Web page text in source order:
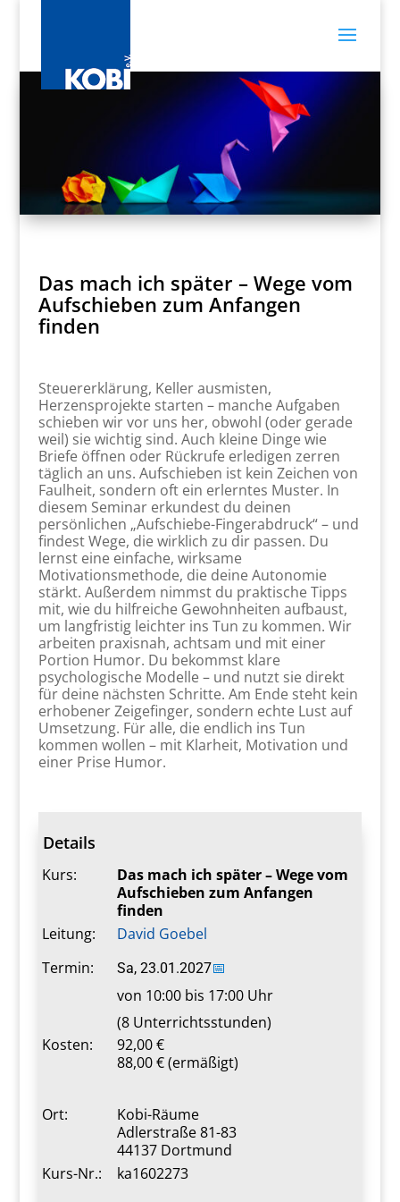
Das mach ich später – Wege vom
Aufschieben zum Anfangen
finden
Steuererklärung, Keller ausmisten,
Herzensprojekte starten – manche Aufgaben
schieben wir vor uns her, obwohl (oder gerade
weil) sie wichtig sind. Auch kleine Dinge wie
Briefe öffnen oder Rückrufe erledigen zerren
täglich an uns. Aufschieben ist kein Zeichen von
Faulheit, sondern oft ein erlerntes Muster. In
diesem Seminar erkundest du deinen
persönlichen „Aufschiebe-Fingerabdruck“ – und
findest Wege, die wirklich zu dir passen. Du
lernst eine einfache, wirksame
Motivationsmethode, die deine Autonomie
stärkt. Außerdem nimmst du praktische Tipps
mit, wie du hilfreiche Gewohnheiten aufbaust,
um langfristig leichter ins Tun zu kommen. Wir
arbeiten praxisnah, achtsam und mit einer
Portion Humor. Du bekommst klare
psychologische Modelle – und nutzt sie direkt
für deine nächsten Schritte. Am Ende steht kein
erhobener Zeigefinger, sondern echte Lust auf
Umsetzung. Für alle, die endlich ins Tun
kommen wollen – mit Klarheit, Motivation und
einer Prise Humor.
Details
Kurs:
Das mach ich später – Wege vom
Aufschieben zum Anfangen
finden
Leitung:
David Goebel
Termin:
Sa, 23.01.2027📅
von 10:00 bis 17:00 Uhr
(8 Unterrichtsstunden)
Kosten:
92,00 €
88,00 € (ermäßigt)
Ort:
Kobi-Räume
Adlerstraße 81-83
44137 Dortmund
Kurs-Nr.:
ka1602273